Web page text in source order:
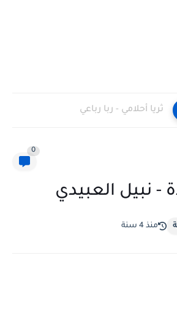
ثريا أحلامي - ربا رباعي
0
- نبيل العبيدي
منذ 4 سنة